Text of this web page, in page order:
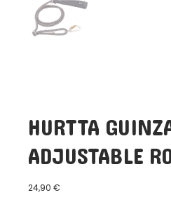
HURTTA
ADJUSTABLE
24,90 €